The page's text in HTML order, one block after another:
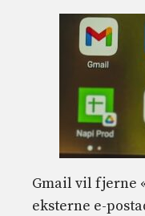
Gmail vil fjerne
eksterne e-